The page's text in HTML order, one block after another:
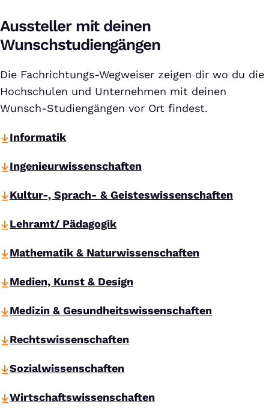
Aussteller mit deinen
Wunschstudiengängen
Die Fachrichtungs-Wegweiser zeigen dir wo du die
Hochschulen und Unternehmen mit deinen
Wunsch-Studiengängen vor Ort findest.
Informatik
Ingenieurwissenschaften
Kultur-, Sprach- & Geisteswissenschaften
Lehramt/ Pädagogik
Mathematik & Naturwissenschaften
Medien, Kunst & Design
Medizin & Gesundheitswissenschaften
Rechtswissenschaften
Sozialwissenschaften
Wirtschaftswissenschaften